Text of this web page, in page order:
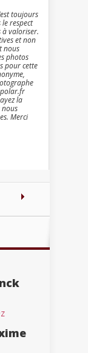
toujours
respect
à valoriser.
et non
nous
photos
pour cette
la
nous
Merci